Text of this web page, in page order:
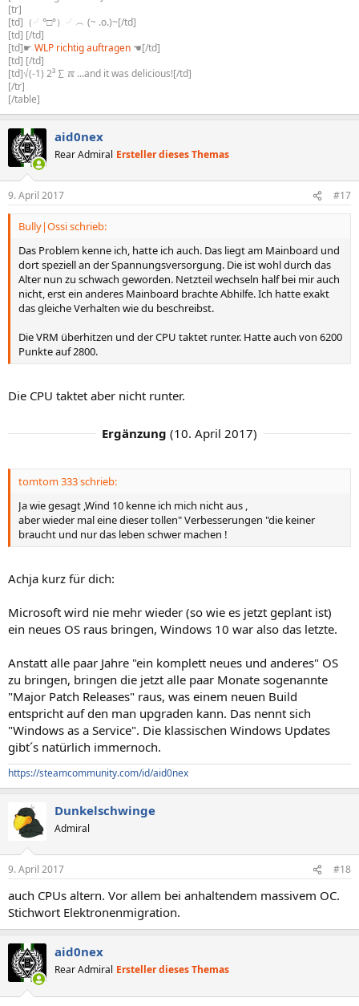
[tr]
[td]（╯°□°）╯︵ (~ .o.)~[/td]
[td] [/td]
[td]☛ WLP richtig auftragen ☚[/td]
[td] [/td]
[td]√(-1) 2³ ∑ ℼ ...and it was delicious![/td]
[/tr]
[/table]
aid0nex
Rear Admiral Ersteller dieses Themas
9. April 2017 #17
Bully|Ossi schrieb:
Das Problem kenne ich, hatte ich auch. Das liegt am Mainboard und
dort speziell an der Spannungsversorgung. Die ist wohl durch das
Alter nun zu schwach geworden. Netzteil wechseln half bei mir auch
nicht, erst ein anderes Mainboard brachte Abhilfe. Ich hatte exakt
das gleiche Verhalten wie du beschreibst.
Die VRM überhitzen und der CPU taktet runter. Hatte auch von 6200
Punkte auf 2800.
Die CPU taktet aber nicht runter.
Ergänzung (10. April 2017)
tomtom 333 schrieb:
Ja wie gesagt ,Wind 10 kenne ich mich nicht aus ,
aber wieder mal eine dieser tollen" Verbesserungen "die keiner
braucht und nur das leben schwer machen !
Achja kurz für dich:
Microsoft wird nie mehr wieder (so wie es jetzt geplant ist)
ein neues OS raus bringen, Windows 10 war also das letzte.
Anstatt alle paar Jahre "ein komplett neues und anderes" OS
zu bringen, bringen die jetzt alle paar Monate sogenannte
"Major Patch Releases" raus, was einem neuen Build
entspricht auf den man upgraden kann. Das nennt sich
"Windows as a Service". Die klassischen Windows Updates
gibt´s natürlich immernoch.
https://steamcommunity.com/id/aid0nex
Dunkelschwinge
Admiral
9. April 2017 #18
auch CPUs altern. Vor allem bei anhaltendem massivem OC.
Stichwort Elektronenmigration.
aid0nex
Rear Admiral Ersteller dieses Themas